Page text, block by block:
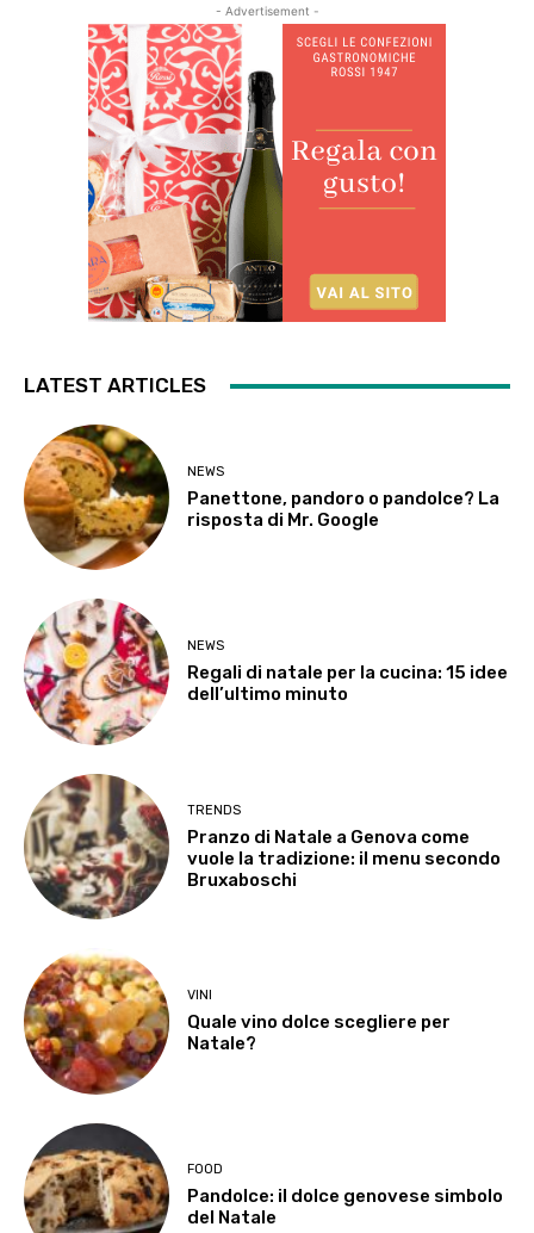
- Advertisement -
LATEST ARTICLES
NEWS
Panettone, pandoro o pandolce? La
risposta di Mr. Google
NEWS
Regali di natale per la cucina: 15 idee
dell’ultimo minuto
TRENDS
Pranzo di Natale a Genova come
vuole la tradizione: il menu secondo
Bruxaboschi
VINI
Quale vino dolce scegliere per
Natale?
FOOD
Pandolce: il dolce genovese simbolo
del Natale